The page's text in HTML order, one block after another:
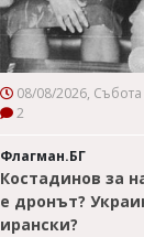
08/08/2026,
2
Флагман.БГ
Костадинов за
е дронът?
ирански?